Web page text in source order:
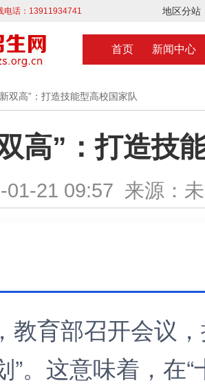
话：13911934741 地区分站
首页 新闻中心
双高”：打造技能型高校国家队
高”：打造技
01-21 09:57 来源：
教育部召开会议
”。这意味着，在“